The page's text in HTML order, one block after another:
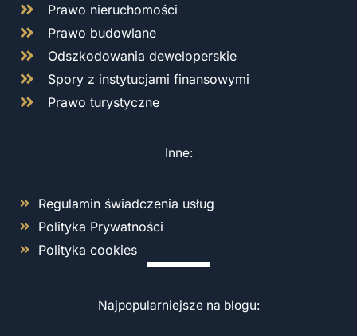
Prawo nieruchomości
Prawo budowlane
Odszkodowania deweloperskie
Spory z instytucjami finansowymi
Prawo turystyczne
Inne:
Regulamin świadczenia usług
Polityka Prywatności
Polityka cookies
Najpopularniejsze na blogu: